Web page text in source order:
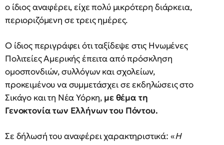
ο ίδιος αναφέρει, είχε πολύ μικρότερη διάρκεια,
περιοριζόμενη σε τρεις ημέρες.
Ο ίδιος περιγράφει ότι ταξίδεψε στις Ηνωμένες
Πολιτείες Αμερικής έπειτα από πρόσκληση
ομοσπονδιών, συλλόγων και σχολείων,
προκειμένου να συμμετάσχει σε εκδηλώσεις στο
Σικάγο και τη Νέα Υόρκη, με θέμα τη
Γενοκτονία των Ελλήνων του Πόντου.
Σε δήλωσή του αναφέρει χαρακτηριστικά: «Η